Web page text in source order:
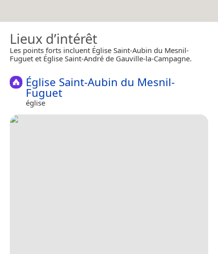
Lieux d’intérêt
Les points forts incluent Église Saint-Aubin du Mesnil-
Fuguet et Église Saint-André de Gauville-la-Campagne.
Église Saint-Aubin du Mesnil-
Fuguet
église